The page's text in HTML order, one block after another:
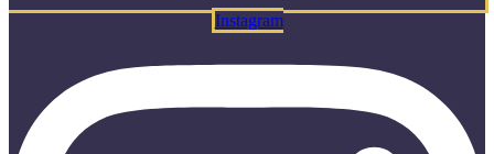
Instagram